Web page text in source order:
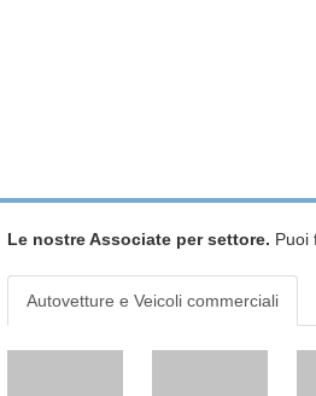
Le nostre Associate per settore. Puoi
Autovetture e Veicoli commerciali